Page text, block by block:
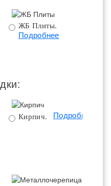
ЖБ Плиты.
Подробнее
Кирпич. Подробнее